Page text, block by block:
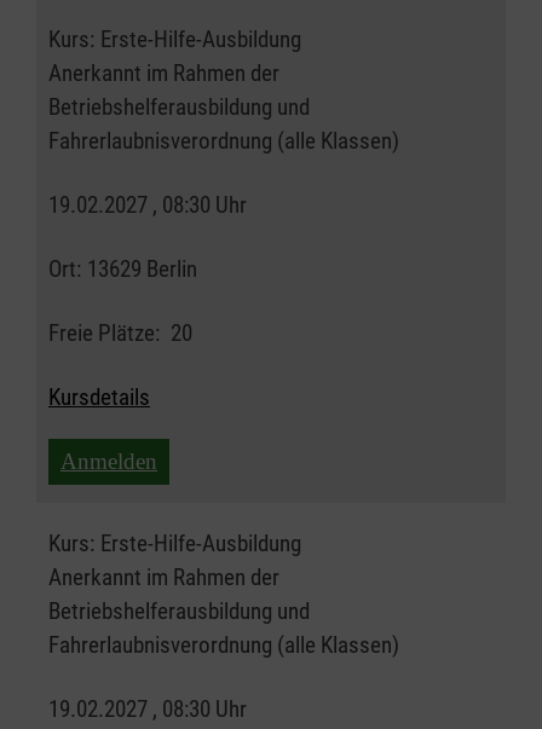
Kurs: Erste-Hilfe-Ausbildung
Anerkannt im Rahmen der
Betriebshelferausbildung und
Fahrerlaubnisverordnung (alle Klassen)
19.02.2027 , 08:30 Uhr
Ort: 13629 Berlin
Freie Plätze: 20
Kursdetails
Anmelden
Kurs: Erste-Hilfe-Ausbildung
Anerkannt im Rahmen der
Betriebshelferausbildung und
Fahrerlaubnisverordnung (alle Klassen)
19.02.2027 , 08:30 Uhr